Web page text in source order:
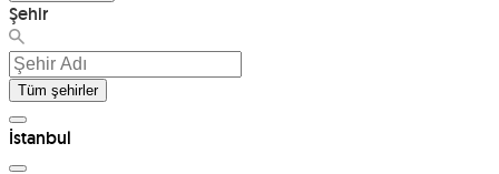
Şehir
Tüm şehirler
İstanbul